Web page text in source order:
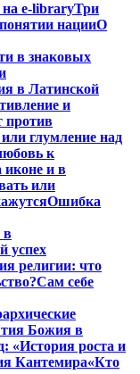
e-libraryТри
нацииО
в знаковых
в Латинской
и
против
глумление над
к
и в
или
Ошибка
в
успех
религии: что
Сам себе
Божия в
«История роста и
Кантемира«Кто